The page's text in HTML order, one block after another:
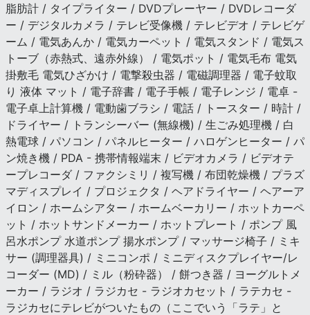
脂肪計 / タイプライター / DVDプレーヤー / DVDレコーダ
ー / デジタルカメラ / テレビ受像機 / テレビデオ / テレビゲ
ーム / 電気あんか / 電気カーペット / 電気スタンド / 電気ス
トーブ（赤熱式、遠赤外線） / 電気ポット / 電気毛布 電気
掛敷毛 電気ひざかけ / 電撃殺虫器 / 電磁調理器 / 電子蚊取
り 液体 マット / 電子辞書 / 電子手帳 / 電子レンジ / 電卓 -
電子卓上計算機 / 電動歯ブラシ / 電話 / トースター / 時計 /
ドライヤー / トランシーバー (無線機) / 生ごみ処理機 / 白
熱電球 / パソコン / パネルヒーター / ハロゲンヒーター / パ
ン焼き機 / PDA - 携帯情報端末 / ビデオカメラ / ビデオテ
ープレコーダ / ファクシミリ / 複写機 / 布団乾燥機 / プラズ
マディスプレイ / プロジェクタ / ヘアドライヤー / ヘアーア
イロン / ホームシアター / ホームベーカリー / ホットカーペ
ット / ホットサンドメーカー / ホットプレート / ポンプ 風
呂水ポンプ 水道ポンプ 揚水ポンプ / マッサージ椅子 / ミキ
サー (調理器具) / ミニコンポ / ミニディスクプレイヤー/レ
コーダー (MD) / ミル（粉砕器） / 餅つき器 / ヨーグルトメ
ーカー / ラジオ / ラジカセ - ラジオカセット / ラテカセ -
ラジカセにテレビがついたもの（ここでいう「ラテ」と